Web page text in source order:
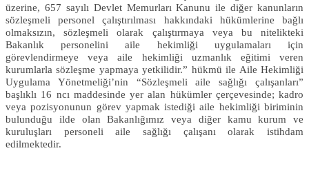
üzerine, 657 sayılı Devlet Memurları Kanunu ile diğer kanunların
sözleşmeli personel çalıştırılması hakkındaki hükümlerine bağlı
olmaksızın, sözleşmeli olarak çalıştırmaya veya bu nitelikteki
Bakanlık personelini aile hekimliği uygulamaları için
görevlendirmeye veya aile hekimliği uzmanlık eğitimi veren
kurumlarla sözleşme yapmaya yetkilidir.” hükmü ile Aile Hekimliği
Uygulama Yönetmeliği’nin “Sözleşmeli aile sağlığı çalışanları”
başlıklı 16 ncı maddesinde yer alan hükümler çerçevesinde; kadro
veya pozisyonunun görev yapmak istediği aile hekimliği biriminin
bulunduğu ilde olan Bakanlığımız veya diğer kamu kurum ve
kuruluşları personeli aile sağlığı çalışanı olarak istihdam
edilmektedir.